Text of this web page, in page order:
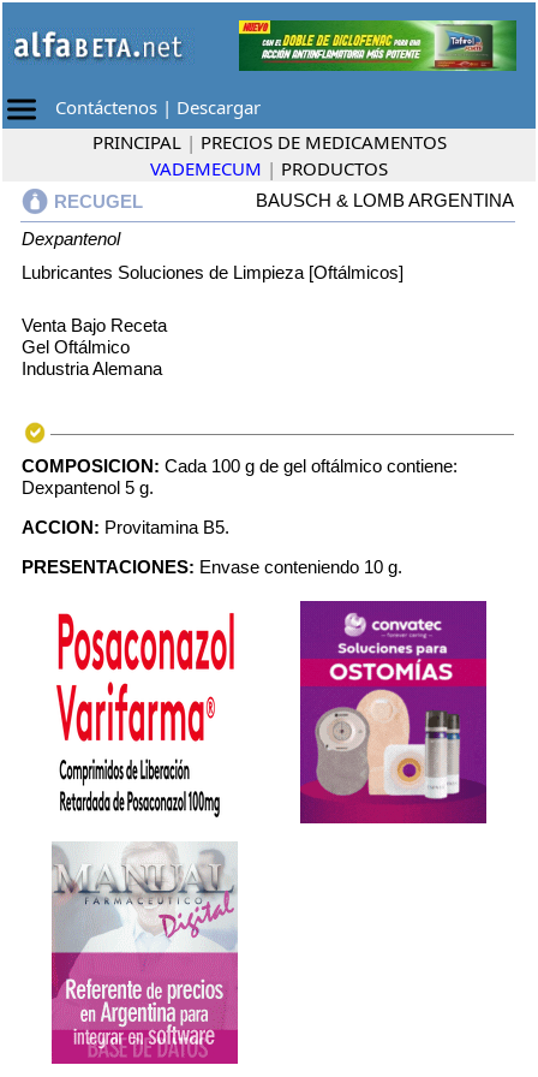
Contáctenos | Descargar
PRINCIPAL | PRECIOS DE MEDICAMENTOS
VADEMECUM | PRODUCTOS
RECUGEL
BAUSCH & LOMB ARGENTINA
Dexpantenol
Lubricantes Soluciones de Limpieza [Oftálmicos]
Venta Bajo Receta
Gel Oftálmico
Industria Alemana
COMPOSICION: Cada 100 g de gel oftálmico contiene:
Dexpantenol 5 g.
ACCION: Provitamina B5.
PRESENTACIONES: Envase conteniendo 10 g.